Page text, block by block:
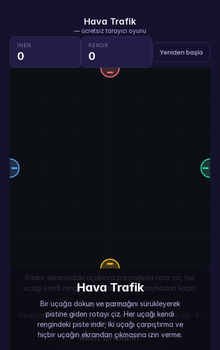
Hava Trafik
— ücretsiz tarayıcı oyunu
İNEN
0
REKOR
0 Yeniden başla
Hava Trafik
Bir uçağa dokun ve parmağını sürükleyerek
pistine giden rotayı çiz. Her uçağı kendi
rengindeki piste indir; iki uçağı çarpıştırma ve
hiçbir uçağın ekrandan çıkmasına izin verme.
Radar ekranındaki uçaklara parmağınla rota çiz; her
uçağı kendi rengindeki piste indir, çarpışmadan kaçın.
KONTROLLER
Fare/dokunma: bir uçağa dokun ve sürükleyerek rota çiz · R:
yeniden başla
NASIL OYNANIR?